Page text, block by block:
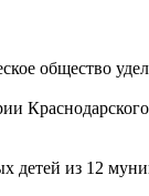
общество
детей из 12